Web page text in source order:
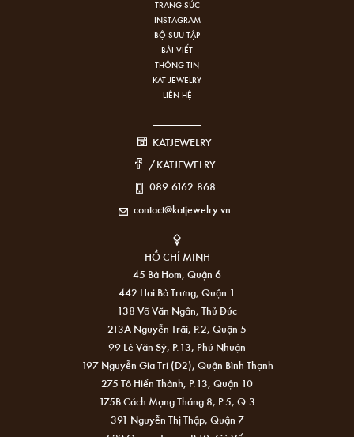
TRANG SỨC
INSTAGRAM
BỘ SƯU TẬP
BÀI VIẾT
THÔNG TIN
KAT JEWELRY
LIÊN HỆ
KATJEWELRY
/KATJEWELRY
089.6162.868
contact@katjewelry.vn
HỒ CHÍ MINH
45 Bà Hom, Quận 6
442 Hai Bà Trưng, Quận 1
138 Võ Văn Ngân, Thủ Đức
213A Nguyễn Trãi, P.2, Quận 5
99 Lê Văn Sỹ, P.13, Phú Nhuận
197 Nguyễn Gia Trí (D2), Quận Bình Thạnh
275 Tô Hiến Thành, P.13, Quận 10
175B Cách Mạng Tháng 8, P.5, Q.3
391 Nguyễn Thị Thập, Quận 7